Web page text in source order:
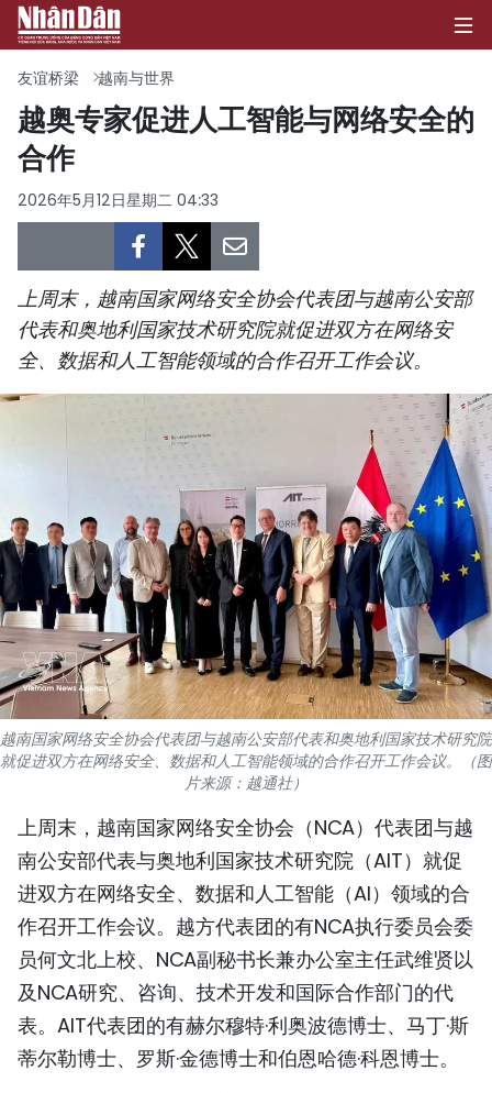
政治
经济
社会
环保
国际
旅游
友谊桥梁
史海
多功能媒体
图表新闻
图库
视频
人民报社简介
TIẾNG VIỆT
ENGLISH
友谊桥梁 越南与世界
越奥专家促进人工智能与网络安全的
合作
2026年5月12日星期二 04:33
上周末，越南国家网络安全协会代表团与越南公安部
代表和奥地利国家技术研究院就促进双方在网络安
全、数据和人工智能领域的合作召开工作会议。
越南国家网络安全协会代表团与越南公安部代表和奥地利国家技术研究院
就促进双方在网络安全、数据和人工智能领域的合作召开工作会议。（图
片来源：越通社）
上周末，越南国家网络安全协会（NCA）代表团与越
南公安部代表与奥地利国家技术研究院（AIT）就促
进双方在网络安全、数据和人工智能（AI）领域的合
作召开工作会议。越方代表团的有NCA执行委员会委
员何文北上校、NCA副秘书长兼办公室主任武维贤以
及NCA研究、咨询、技术开发和国际合作部门的代
表。AIT代表团的有赫尔穆特·利奥波德博士、马丁·斯
蒂尔勒博士、罗斯·金德博士和伯恩哈德·科恩博士。